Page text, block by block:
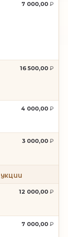
7 000,00
16 500,00
4 000,00
3 000,00
12 000,00
7 000,00